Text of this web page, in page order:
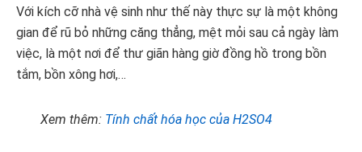
Với kích cỡ nhà vệ sinh như thế này thực sự là một không
gian để rũ bỏ những căng thẳng, mệt mỏi sau cả ngày làm
việc, là một nơi để thư giãn hàng giờ đồng hồ trong bồn
tắm, bồn xông hơi,…
Xem thêm: Tính chất hóa học của H2SO4